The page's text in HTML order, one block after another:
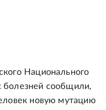
Национального
болезней сообщили,
новую мутацию